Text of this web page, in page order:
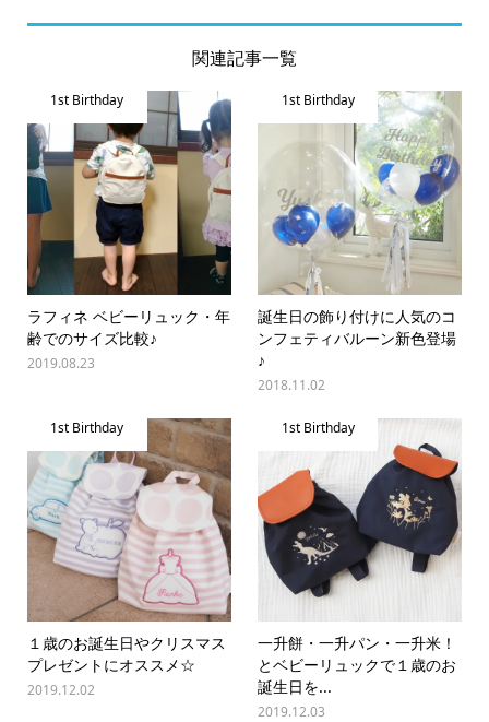
関連記事一覧
1st Birthday
ラフィネ ベビーリュック・年
齢でのサイズ比較♪
2019.08.23
1st Birthday
誕生日の飾り付けに人気のコ
ンフェティバルーン新色登場
♪
2018.11.02
1st Birthday
１歳のお誕生日やクリスマス
プレゼントにオススメ☆
2019.12.02
1st Birthday
一升餅・一升パン・一升米！
とベビーリュックで１歳のお
誕生日を...
2019.12.03